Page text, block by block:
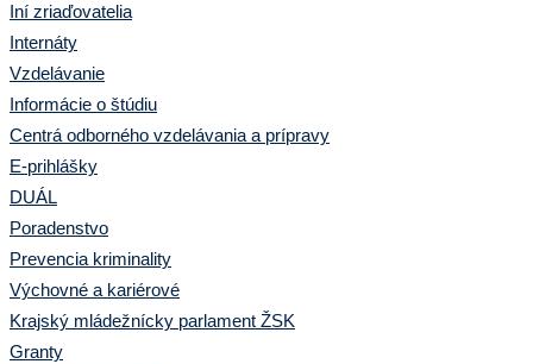
Iní zriaďovatelia
Internáty
Vzdelávanie
Informácie o štúdiu
Centrá odborného vzdelávania a prípravy
E-prihlášky
DUÁL
Poradenstvo
Prevencia kriminality
Výchovné a kariérové
Krajský mládežnícky parlament ŽSK
Granty